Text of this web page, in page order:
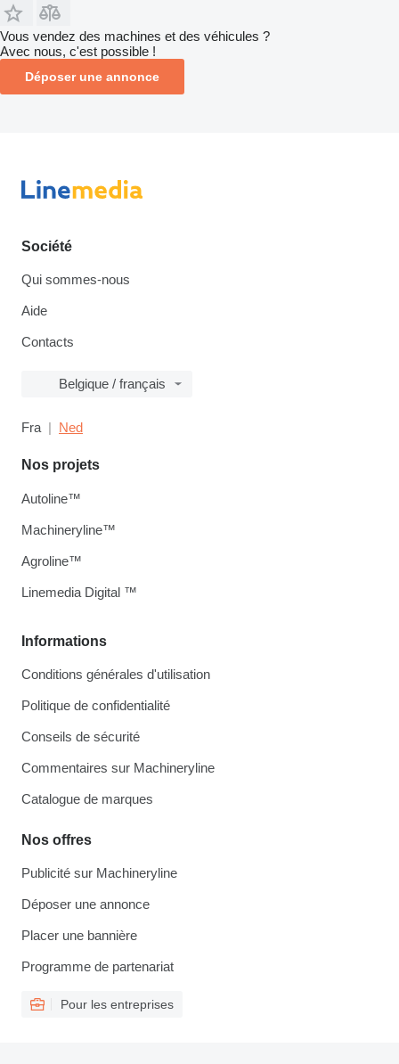
Vous vendez des machines et des véhicules ?
Avec nous, c'est possible !
Déposer une annonce
Société
Qui sommes-nous
Aide
Contacts
Belgique / français
Fra Ned
Informations
Conditions générales d'utilisation
Politique de confidentialité
Conseils de sécurité
Commentaires sur Machineryline
Catalogue de marques
Nos offres
Publicité sur Machineryline
Déposer une annonce
Placer une bannière
Programme de partenariat
Pour les entreprises
Nos projets
Autoline™
Machineryline™
Agroline™
Linemedia Digital ™